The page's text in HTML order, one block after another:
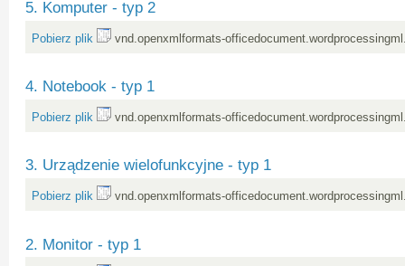
5. Komputer - typ 2
Pobierz plik vnd.openxmlformats-
4. Notebook - typ 1
Pobierz plik vnd.openxmlformats-
3. Urządzenie wielofunkcyjne - typ 1
Pobierz plik vnd.openxmlformats-
2. Monitor - typ 1